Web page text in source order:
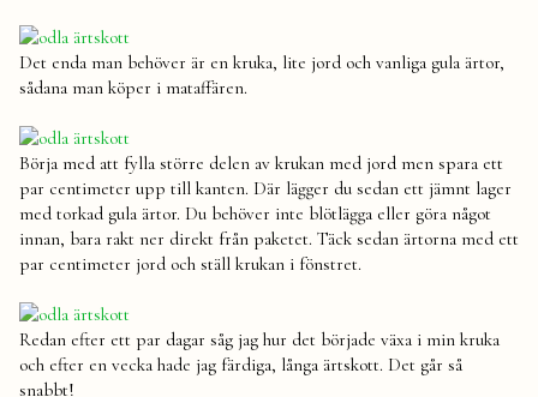
Det enda man behöver är en kruka, lite jord och vanliga gula ärtor,
sådana man köper i mataffären.
Börja med att fylla större delen av krukan med jord men spara ett
par centimeter upp till kanten. Där lägger du sedan ett jämnt lager
med torkad gula ärtor. Du behöver inte blötlägga eller göra något
innan, bara rakt ner direkt från paketet. Täck sedan ärtorna med ett
par centimeter jord och ställ krukan i fönstret.
Redan efter ett par dagar såg jag hur det började växa i min kruka
och efter en vecka hade jag färdiga, långa ärtskott. Det går så
snabbt!